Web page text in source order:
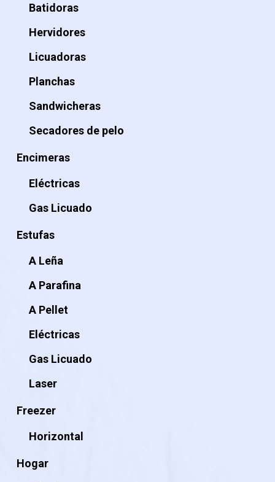
Batidoras
Hervidores
Licuadoras
Planchas
Sandwicheras
Secadores de pelo
Encimeras
Eléctricas
Gas Licuado
Estufas
A Leña
A Parafina
A Pellet
Eléctricas
Gas Licuado
Laser
Freezer
Horizontal
Hogar